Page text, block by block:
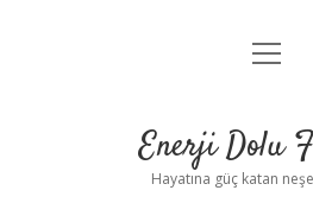
Anasayfa
Yasal
menüyü
Enerji Dolu
Hayatına güç katan